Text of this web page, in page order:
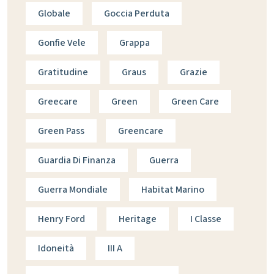
Globale Goccia Perduta
Gonfie Vele Grappa
Gratitudine Graus Grazie
Greecare Green Green Care
Green Pass Greencare
Guardia Di Finanza Guerra
Guerra Mondiale Habitat Marino
Henry Ford Heritage I Classe
Idoneità III A